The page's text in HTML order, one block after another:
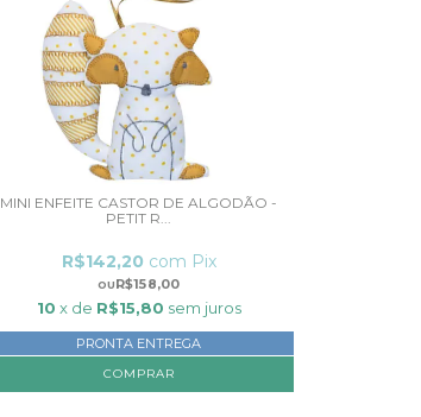
MINI ENFEITE CASTOR DE ALGODÃO -
PETIT R...
R$158,00
R$142,20 com Pix
10 x de R$15,80 sem juros
PRONTA ENTREGA